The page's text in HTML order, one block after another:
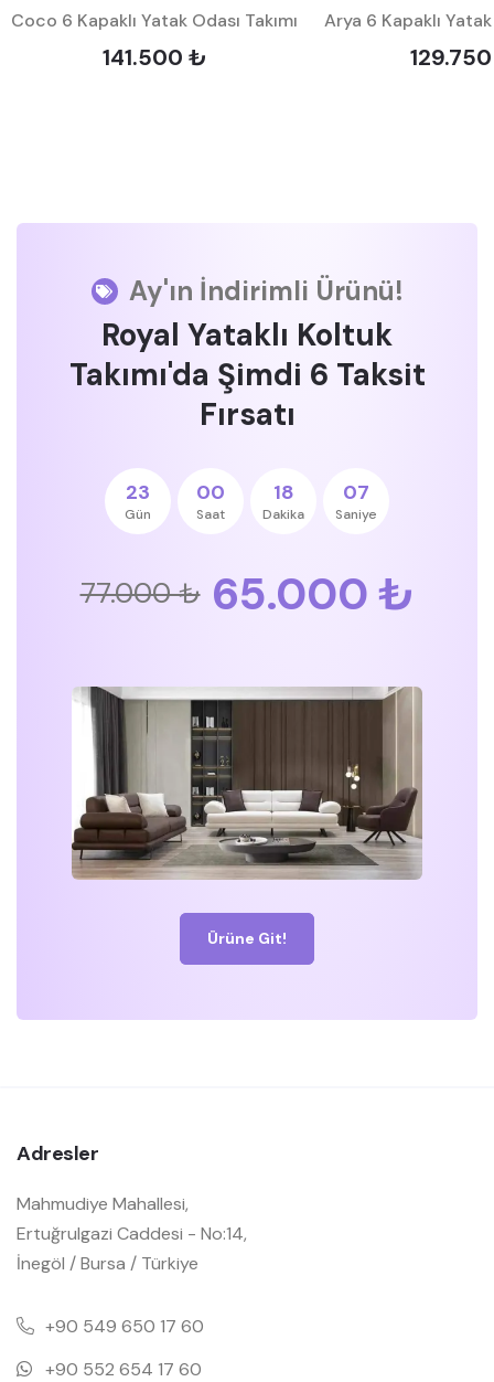
Coco 6 Kapaklı Yatak Odası Takımı
141.500 ₺
Arya 6 Kapaklı Yatak
Ay'ın İndirimli Ürünü!
Royal Yataklı Koltuk
Takımı'da Şimdi 6 Taksit
Fırsatı
23
Gün
00
Saat
18
Dakika
07
Saniye
77.000 ₺ 65.000 ₺
Ürüne Git!
Adresler
Mahmudiye Mahallesi,
Ertuğrulgazi Caddesi - No:14,
İnegöl / Bursa / Türkiye
+90 549 650 17 60
+90 552 654 17 60